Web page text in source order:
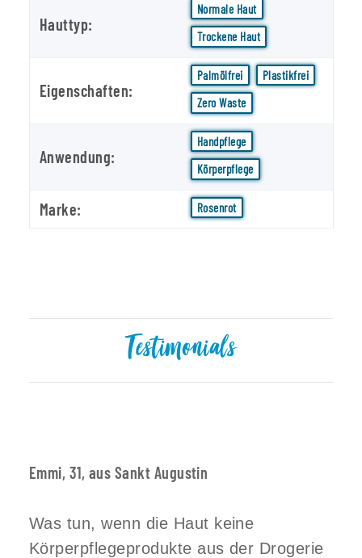
Hauttyp:
Normale Haut
Trockene Haut
Eigenschaften:
Palmölfrei
Plastikfrei
Zero Waste
Anwendung:
Handpflege
Körperpflege
Marke: Rosenrot
Testimonials
Emmi, 31, aus Sankt Augustin
Was tun, wenn die Haut keine
Körperpflegeprodukte aus der Drogerie